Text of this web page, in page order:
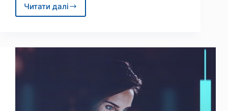
Читати далі
Як
додати
свого